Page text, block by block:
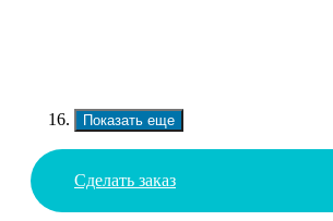
Показать еще
Сделать заказ